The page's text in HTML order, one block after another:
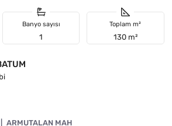
Banyo sayısı
1
Toplam m²
130 m²
ARMUTALAN MAH